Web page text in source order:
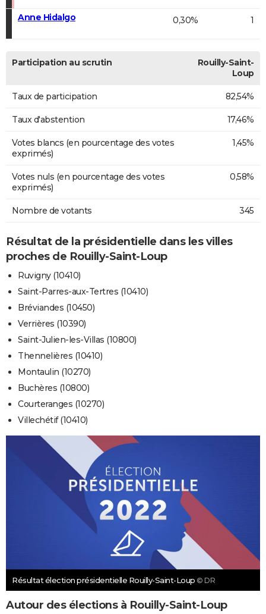
Anne Hidalgo 0,30% 1
Participation au scrutin
Rouilly-Saint-
Loup
Taux de participation 82,54%
Taux d'abstention 17,46%
Votes blancs (en pourcentage des votes
exprimés)
1,45%
Votes nuls (en pourcentage des votes
exprimés)
0,58%
Nombre de votants 345
Résultat de la présidentielle dans les villes
proches de Rouilly-Saint-Loup
Ruvigny (10410)
Saint-Parres-aux-Tertres (10410)
Bréviandes (10450)
Verrières (10390)
Saint-Julien-les-Villas (10800)
Thennelières (10410)
Montaulin (10270)
Buchères (10800)
Courteranges (10270)
Villechétif (10410)
Résultat élection présidentielle Rouilly-Saint-Loup © DR
Autour des élections à Rouilly-Saint-Loup